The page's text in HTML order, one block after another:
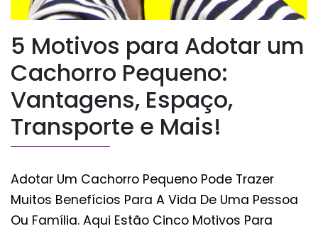
5 Motivos para Adotar um
Cachorro Pequeno:
Vantagens, Espaço,
Transporte e Mais!
Adotar Um Cachorro Pequeno Pode Trazer
Muitos Benefícios Para A Vida De Uma Pessoa
Ou Família. Aqui Estão Cinco Motivos Para